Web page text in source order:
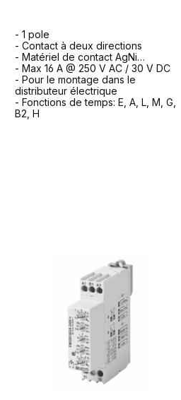
- 1 pole
- Contact à deux directions
- Matériel de contact AgNi
- Max 16 A @ 250 V AC / 30 V DC
- Pour le montage dans le
distributeur électrique
- Fonctions de temps: E, A, L, M, G,
B2, H